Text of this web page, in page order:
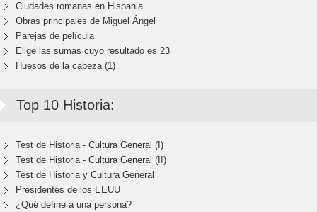
Ciudades romanas en Hispania
Obras principales de Miguel Ángel
Parejas de película
Elige las sumas cuyo resultado es 23
Huesos de la cabeza (1)
Top 10 Historia:
Test de Historia - Cultura General (I)
Test de Historia - Cultura General (II)
Test de Historia y Cultura General
Presidentes de los EEUU
¿Qué define a una persona?